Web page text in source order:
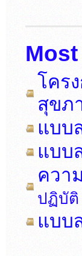
โคร
สุขภ
แบบ
แบบ
ควา
ปฏิบัติ
แบบ